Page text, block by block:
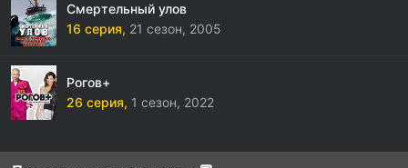
Смертельный улов
16 серия, 21 сезон, 2005
Рогов+
26 серия, 1 сезон, 2022